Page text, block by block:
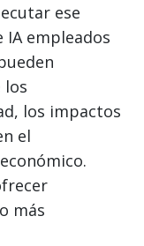
ese
IA empleados
los
los impactos
el
más